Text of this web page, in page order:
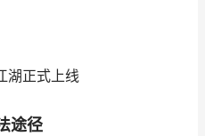
湖正式上线
途径